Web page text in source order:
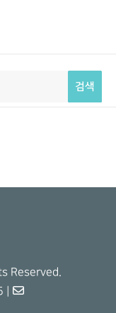
검색
Reserved.
|